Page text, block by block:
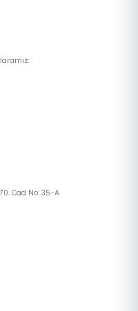
Cad No: 35-A